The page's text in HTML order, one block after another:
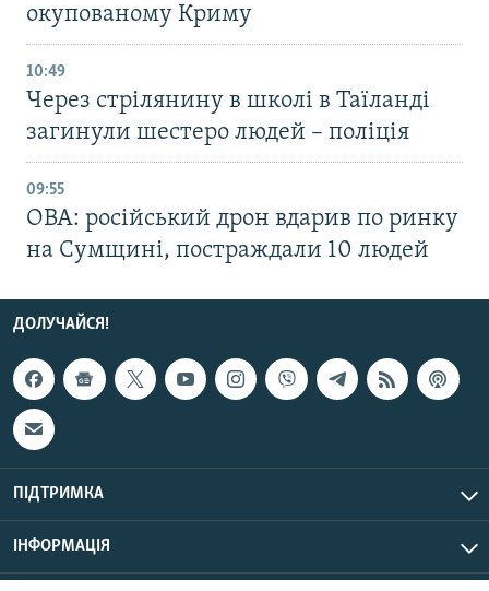
окупованому Криму
10:49
Через стрілянину в школі в Таїланді
загинули шестеро людей – поліція
09:55
ОВА: російський дрон вдарив по ринку
на Сумщині, постраждали 10 людей
ДОЛУЧАЙСЯ!
ПІДТРИМКА
ІНФОРМАЦІЯ